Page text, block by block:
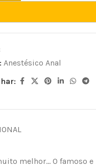
Anestésico Anal
melhor… O famoso e